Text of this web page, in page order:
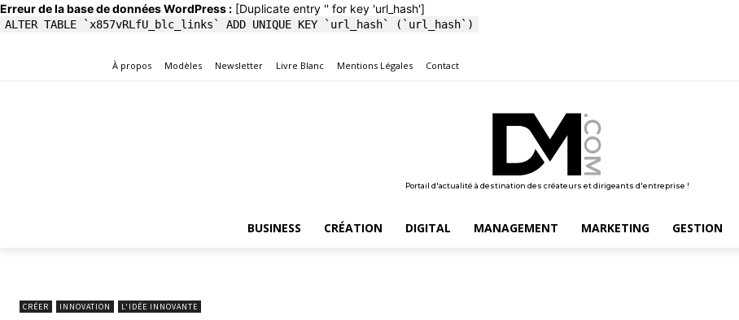
Erreur de la base de données WordPress : [Duplicate entry '' for key 'url_hash']
ALTER TABLE `x857vRLfU_blc_links` ADD UNIQUE KEY `url_hash` (`url_hash`)
À propos Modèles Newsletter Livre Blanc Mentions Légales Contact
Portail d'actualité à destination des créateurs et dirigeants d'entreprise !
BUSINESS CRÉATION DIGITAL MANAGEMENT MARKETING GESTION
CRÉER INNOVATION L'IDÉE INNOVANTE